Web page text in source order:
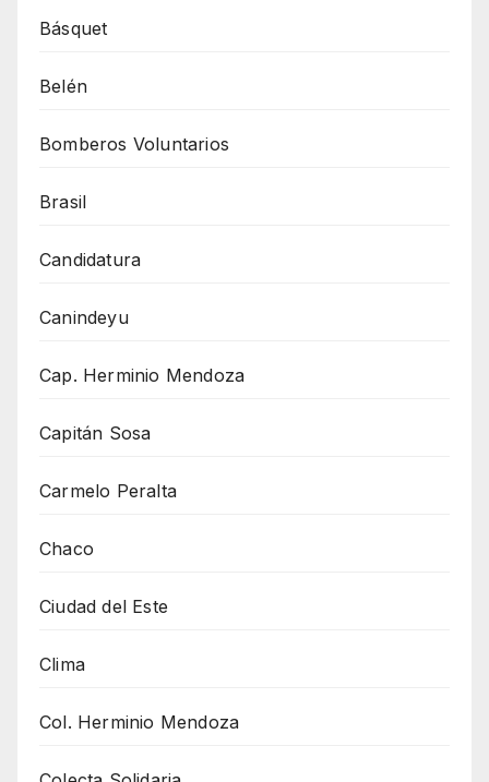
Básquet
Belén
Bomberos Voluntarios
Brasil
Candidatura
Canindeyu
Cap. Herminio Mendoza
Capitán Sosa
Carmelo Peralta
Chaco
Ciudad del Este
Clima
Col. Herminio Mendoza